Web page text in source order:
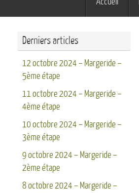
Derniers articles
12 octobre 2024 – Margeride –
5ème étape
11 octobre 2024 – Margeride –
4ème étape
10 octobre 2024 – Margeride –
3ème étape
9 octobre 2024 – Margeride –
2ème étape
8 octobre 2024 – Margeride –